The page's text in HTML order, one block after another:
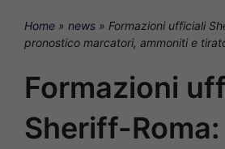
Home » news » Formazioni ufficiali
pronostico marcatori, ammoniti e
Formazioni
Sheriff-Roma: